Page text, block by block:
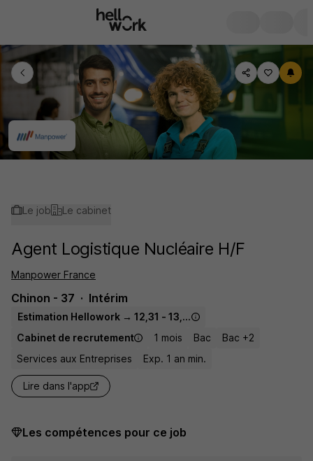
Le job Le cabinet
Agent Logistique Nucléaire H/F
Manpower France
Chinon - 37 Intérim
Estimation Hellowork → 12,31 - 13,00 € / heure
Cabinet de recrutement
1 mois Bac
Bac +2
Services aux Entreprises
Exp. 1 an min.
Lire dans l'app
Les compétences pour ce job